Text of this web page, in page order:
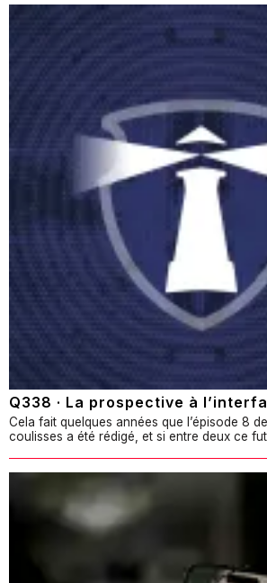
Q338 · La prospective à
Cela fait quelques années que l’épisode 8
coulisses a été rédigé, et si entre deux ce